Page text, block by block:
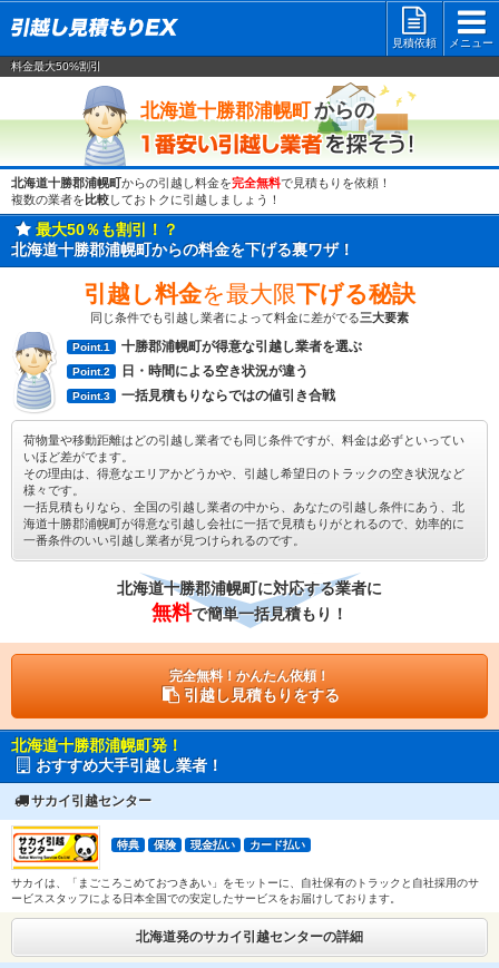
見積依頼
メニュー
料金最大50%割引
北海道十勝郡浦幌町からの
北海道十勝郡浦幌町からの引越し料金を完全無料で見積もりを依頼！
複数の業者を 比較しておトクに引越しましょう！
最大50％も割引！？
北海道十勝郡浦幌町からの料金を下げる裏ワザ！
引越し料金を最大限下げる秘訣
同じ条件でも引越し業者によって料金に差がでる三大要素
Point.1 十勝郡浦幌町が得意な引越し業者を選ぶ
Point.2 日・時間による空き状況が違う
Point.3 一括見積もりならではの値引き合戦
荷物量や移動距離はどの引越し業者でも同じ条件ですが、料金は必ずといってい
いほど差がでます。
その理由は、得意なエリアかどうかや、引越し希望日のトラックの空き状況など
様々です。
一括見積もりなら、全国の引越し業者の中から、あなたの引越し条件にあう、北
海道十勝郡浦幌町が得意な引越し会社に一括で見積もりがとれるので、効率的に
一番条件のいい引越し業者が見つけられるのです。
北海道十勝郡浦幌町に対応する業者に
無料で簡単一括見積もり！
完全無料！かんたん依頼！
引越し見積もりをする
北海道十勝郡浦幌町発！
おすすめ大手引越し業者！
サカイ引越センター
特典 保険 現金払い カード払い
サカイは、「まごころこめておつきあい」をモットーに、自社保有のトラックと自社採用のサ
ービススタッフによる日本全国での安定したサービスをお届けしております。
北海道発のサカイ引越センターの詳細